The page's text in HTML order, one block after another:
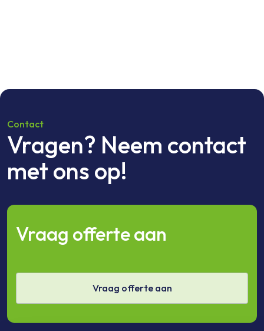
Contact
Vragen? Neem contact
met ons op!
Vraag offerte aan
Vraag offerte aan